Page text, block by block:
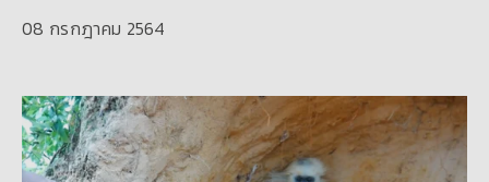
08 กรกฎาคม 2564